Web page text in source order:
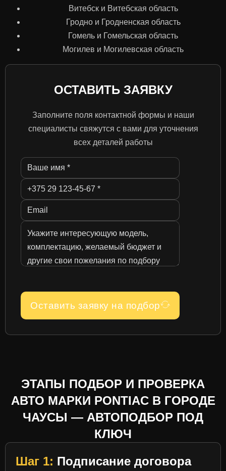
Витебск и Витебская область
Гродно и Гродненская область
Гомель и Гомельская область
Могилев и Могилевская область
ОСТАВИТЬ ЗАЯВКУ
Заполните поля контактной формы и наши
специалисты свяжутся с вами для уточнения
всех деталей работы
Оставить заявку на подбор
ЭТАПЫ ПОДБОР И ПРОВЕРКА
АВТО МАРКИ PONTIAC В ГОРОДЕ
ЧАУСЫ — АВТОПОДБОР ПОД
КЛЮЧ
Шаг 1: Подписание договора